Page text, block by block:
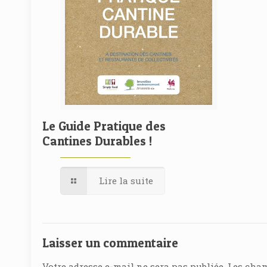
Le Guide Pratique des
Cantines Durables !
Lire la suite
Laisser un commentaire